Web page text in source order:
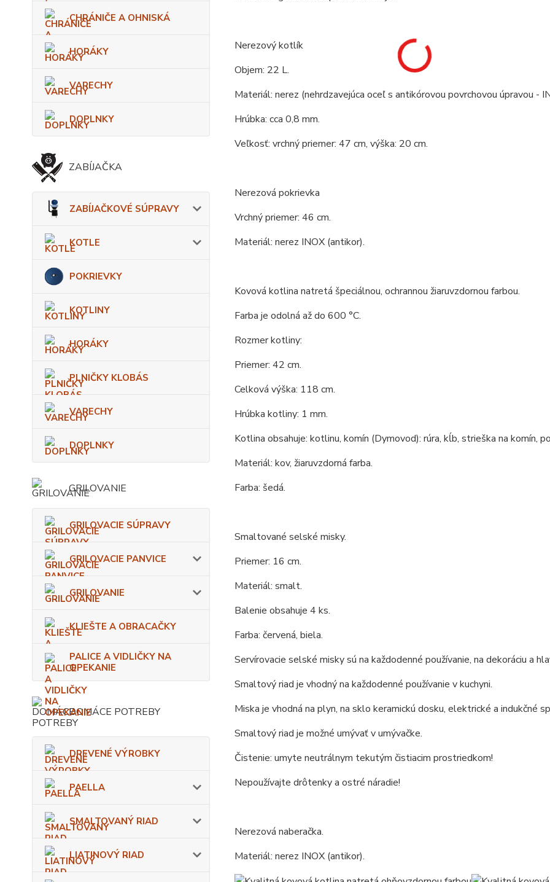
CHRÁNIČE A OHNISKÁ
HORÁKY
VARECHY
DOPLNKY
ZABÍJAČKA
ZABÍJAČKOVÉ SÚPRAVY
KOTLE
POKRIEVKY
KOTLINY
HORÁKY
PLNIČKY KLOBÁS
VARECHY
DOPLNKY
GRILOVANIE
GRILOVACIE SÚPRAVY
GRILOVACIE PANVICE
GRILOVANIE
KLIEŠTE A OBRACAČKY
PALICE A VIDLIČKY NA
OPEKANIE
DOMÁCE POTREBY
DREVENÉ VÝROBKY
PAELLA
SMALTOVANÝ RIAD
LIATINOVÝ RIAD
Nerezový kotlík
Objem: 22 L.
Materiál: nerez (nehrdzavejúca oceľ s antikórovou povrchovou úpravou -
Hrúbka: cca 0,8 mm.
Veľkosť: vrchný priemer: 47 cm, výška: 20 cm.
Nerezová pokrievka
Vrchný priemer: 46 cm.
Materiál: nerez INOX (antikor).
Kovová kotlina natretá špeciálnou, ochrannou žiaruvzdornou farbou.
Farba je odolná až do 600 °C.
Rozmer kotliny:
Priemer: 42 cm.
Celková výška: 118 cm.
Hrúbka kotliny: 1 mm.
Kotlina obsahuje: kotlinu, komín (Dymovod): rúra, kĺb, strieška na komín,
Materiál: kov, žiaruvzdorná farba.
Farba: šedá.
Smaltované selské misky.
Priemer: 16 cm.
Materiál: smalt.
Balenie obsahuje 4 ks.
Farba: červená, biela.
Servírovacie selské misky sú na každodenné používanie, na dekoráciu a
Smaltový riad je vhodný na každodenné používanie v kuchyni.
Miska je vhodná na plyn, na sklo keramickú dosku, elektrické a indukčné
Smaltový riad je možné umývať v umývačke.
Čistenie: umyte neutrálnym tekutým čistiacim prostriedkom!
Nepoužívajte drôtenky a ostré náradie!
Nerezová naberačka.
Materiál: nerez INOX (antikor).